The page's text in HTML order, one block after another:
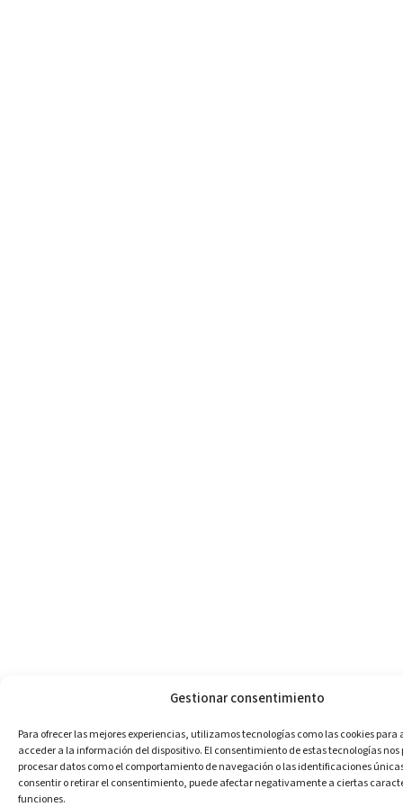
Gestionar consentimiento
Para ofrecer las mejores experiencias, utilizamos tecnologías como las cookies
acceder a la información del dispositivo. El consentimiento de estas tecnologías
procesar datos como el comportamiento de navegación o las identificaciones
consentir o retirar el consentimiento, puede afectar negativamente a ciertas
funciones.